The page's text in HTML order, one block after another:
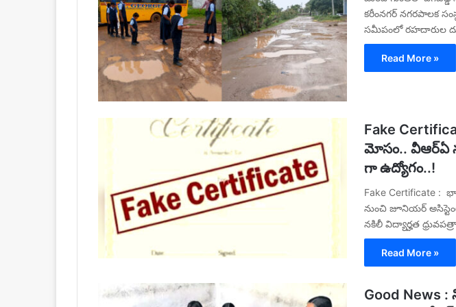
కరీంనగర్ నగరపాలక
సమీపంలో రహదారుల
Read More »
Fake
మోసం.. వీఆర్ఏ
గా ఉద్యోగం..!
Fake Certificate :
నుంచి జూనియర్
నకిలీ విద్యార్హత
Read More »
Good News :